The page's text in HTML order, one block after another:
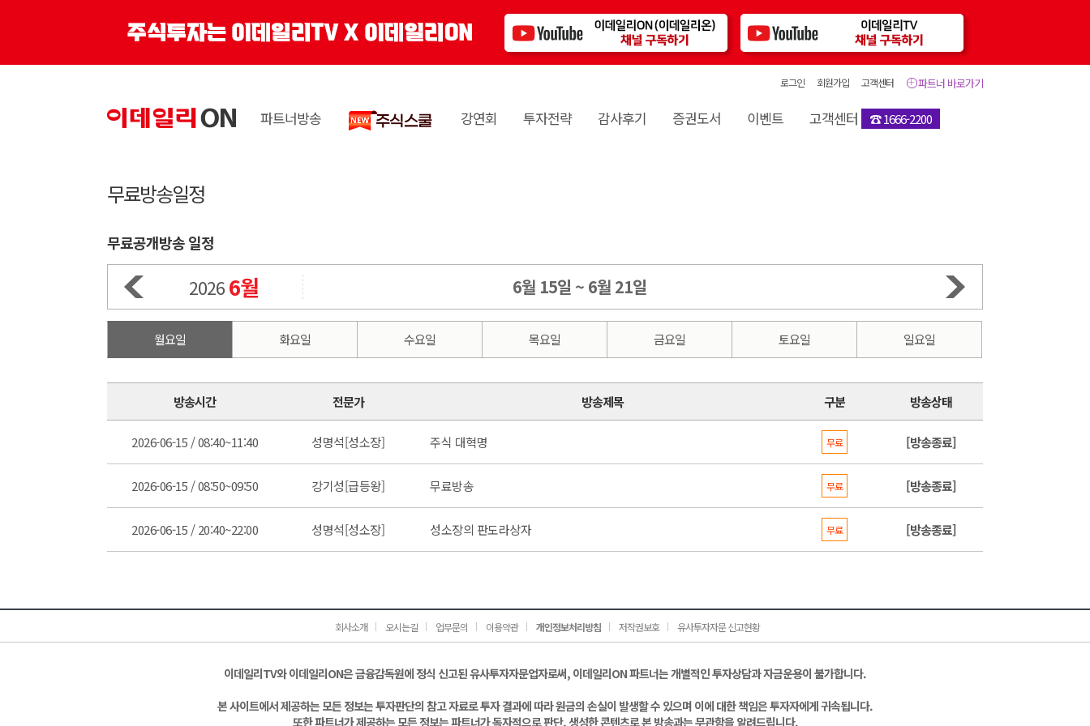
파트너 바로가기
로그인 회원가입 고객센터
파트너방송 강연회 투자전략 감사후기 증권도서 이벤트 고객센터 ☎ 1666-2200
무료방송일정
무료공개방송 일정
20266월 6월 15일 ~ 6월 21일
월요일 화요일 수요일 목요일 금요일 토요일 일요일
방송시간 전문가 방송제목 구분 방송상태
2026-06-15 / 08:40~11:40 성명석[성소장] 주식 대혁명 무료 [방송종료]
2026-06-15 / 08:50~09:50 강기성[급등왕] 무료방송 무료 [방송종료]
2026-06-15 / 20:40~22:00 성명석[성소장] 성소장의 판도라상자 무료 [방송종료]
회사소개 오시는길 업무문의 이용약관 개인정보처리방침 저작권보호 유사투자자문 신고현황
이데일리TV와 이데일리ON은 금융감독원에 정식 신고된 유사투자자문업자로써, 이데일리ON 파트너는 개별적인 투자상담과 자금운용이 불가합니다.
본 사이트에서 제공하는 모든 정보는 투자판단의 참고 자료로 투자 결과에 따라 원금의 손실이 발생할 수 있으며 이에 대한 책임은 투자자에게 귀속됩니다.
또한 파트너가 제공하는 모든 정보는 파트너가 독자적으로 판단, 생성한 콘텐츠로 본 방송과는 무관함을 알려드립니다.